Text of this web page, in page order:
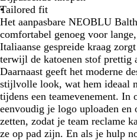
Tailored fit
Het aanpasbare NEOBLU
comfortabel genoeg voor
Italiaanse gespreide kraag
terwijl de katoenen stof prettig
Daarnaast geeft het moderne
stijlvolle look, wat hem ideaal
tijdens een teamevenement.
eenvoudig je logo uploaden
zetten, zodat je team reclame
ze op pad zijn. En als je hulp